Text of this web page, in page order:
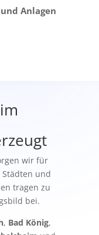
Anlagen
wir für
und
tragen zu
bei.
, Bad König,